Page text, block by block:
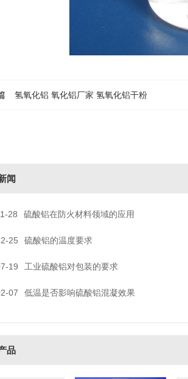
氢氧化铝 氧化铝厂家 氢氧化铝干粉
闻
28 硫酸铝在防火材料领域的应用
25 硫酸铝的温度要求
19 工业硫酸铝对包装的要求
07 低温是否影响硫酸铝混凝效果
品